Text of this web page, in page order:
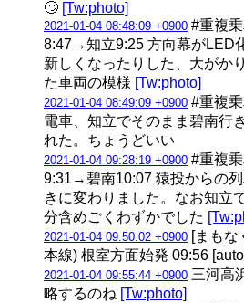
🙄 [Tw:photo]
2021-01-04 08:48:09 +0900 #重複
8:47→知立9:25 方向幕がLED
新しくなったりした、大がか
た車両の模様 [Tw:photo]
2021-01-04 08:49:09 +0900 #重複
電車、知立でそのまま碧南行
れた。ちょうどいい
2021-01-04 09:28:19 +0900 #重複
9:31→碧南10:07 猿投からの
きに変わりました。なお知立
分含めごくわずかでした
2021-01-04 09:50:02 +0900 [まもな
本線) 根室方面始発 09:56
2021-01-04 09:55:44 +0900 三河高
略するのね [Tw:photo]